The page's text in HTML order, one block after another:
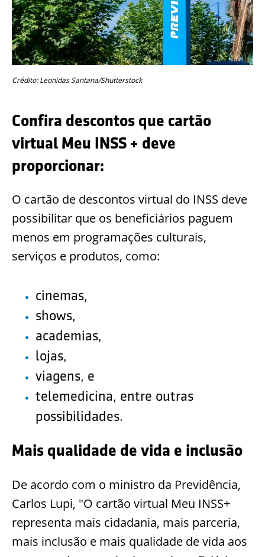
Crédito: Leonidas Santana/Shutterstock
Confira descontos que cartão
virtual Meu INSS + deve
proporcionar:
O cartão de descontos virtual do INSS deve
possibilitar que os beneficiários paguem
menos em programações culturais,
serviços e produtos, como:
cinemas,
shows,
academias,
lojas,
viagens, e
telemedicina, entre outras
possibilidades.
Mais qualidade de vida e inclusão
De acordo com o ministro da Previdência,
Carlos Lupi, "O cartão virtual Meu INSS+
representa mais cidadania, mais parceria,
mais inclusão e mais qualidade de vida aos